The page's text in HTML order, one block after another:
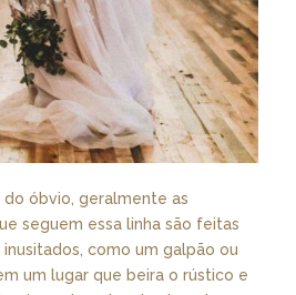
óbvio, geralmente as
seguem essa linha são feitas
como um galpão ou
um lugar que beira o rústico e